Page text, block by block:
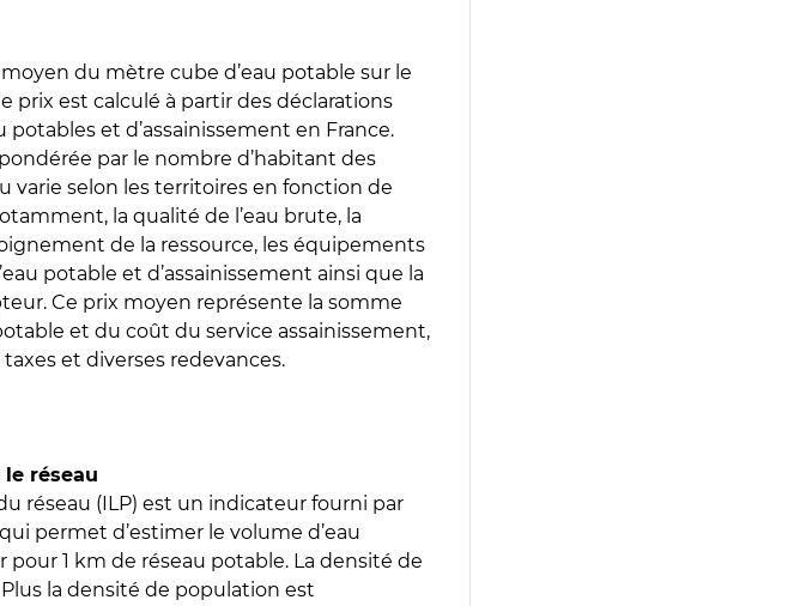
du mètre cube d’eau potable sur le
prix est calculé à partir des déclarations
potables et d’assainissement en France.
par le nombre d’habitant des
varie selon les territoires en fonction de
la qualité de l’eau brute, la
de la ressource, les équipements
potable et d’assainissement ainsi que la
Ce prix moyen représente la somme
et du coût du service assainissement,
et diverses redevances.
réseau
réseau (ILP) est un indicateur fourni par
permet d’estimer le volume d’eau
1 km de réseau potable. La densité de
la densité de population est